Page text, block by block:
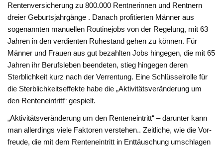
Rentenver­sicherung zu 800.000 Rentnerin­nen und Rentnern
dreier Geburts­jahrgänge . Danach profitierten Männer aus
sogenannten manuel­len Routinejobs von der Rege­lung, mit 63
Jahren in den ver­dienten Ruhestand gehen zu kön­nen. Für
Männer und Frauen aus gut bezahlten Jobs hingegen, die mit 65
Jahren ihr Berufsleben be­endeten, stieg hingegen deren
Sterblichkeit kurz nach der Ver­rentung. Eine Schlüsselrolle für
die Sterblichkeitseffekte habe die „Aktivitätsveränderung um
den Renteneintritt“ gespielt.
„Aktivitätsveränderung um den Renteneintritt“ – darunter kann
man allerdings viele Faktoren verstehen.. Zeitliche, wie die Vor­
freude, die mit dem Renteneintritt in Enttäuschung umschlagen